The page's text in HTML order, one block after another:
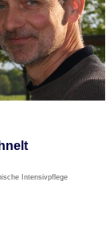
Intensivpflege